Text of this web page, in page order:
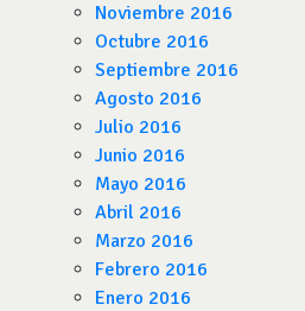
Noviembre 2016
Octubre 2016
Septiembre 2016
Agosto 2016
Julio 2016
Junio 2016
Mayo 2016
Abril 2016
Marzo 2016
Febrero 2016
Enero 2016